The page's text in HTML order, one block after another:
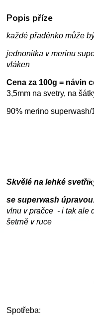
Popis příze
každé přadénko může
jednonitka v merinu
vláken
Cena za 100g = návin
3,5mm na svetry, na
90% merino superwash/
Skvělé na lehké
se superwash úpravou
vlnu v pračce - i tak ale
šetrně v ruce
Spotřeba: